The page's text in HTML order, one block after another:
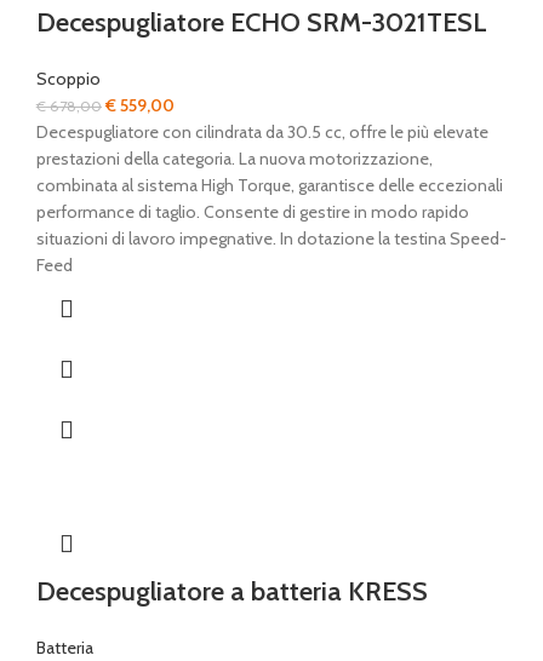
Decespugliatore ECHO SRM-3021TESL
Scoppio
€678,00Il
prezzo
originale
era:
€ 678,00.
€559,00
prezzo
attuale
è:
€ 559,00.
Decespugliatore con cilindrata da 30.5 cc, offre le più elevate
prestazioni della categoria. La nuova motorizzazione,
combinata al sistema High Torque, garantisce delle eccezionali
performance di taglio. Consente di gestire in modo rapido
situazioni di lavoro impegnative. In dotazione la testina Speed-
Feed
Decespugliatore a batteria KRESS
Batteria